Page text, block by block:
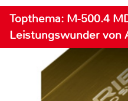
Topthema: M-500.4
Leistungswunder von